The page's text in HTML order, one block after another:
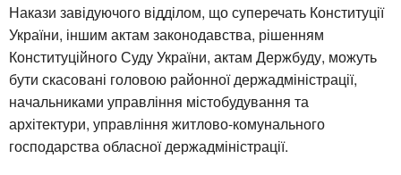
Накази завідуючого відділом, що суперечать Конституції
України, іншим актам законодавства, рішенням
Конституційного Суду України, актам Держбуду, можуть
бути скасовані головою районної держадміністрації,
начальниками управління містобудування та
архітектури, управління житлово-комунального
господарства обласної держадміністрації.